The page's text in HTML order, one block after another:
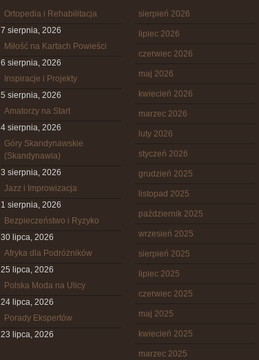
Ortopedia i Rehabilitacja
7 sierpnia, 2026
Miłość na Kartach Powieści
6 sierpnia, 2026
Inspiracje i Projekty
5 sierpnia, 2026
Amatorzy na Start
4 sierpnia, 2026
Góry Skandynawskie
(Skandynawia)
3 sierpnia, 2026
Jazz i Improwizacja
1 sierpnia, 2026
Bezpieczeństwo i Ryzyko
30 lipca, 2026
Afryka dla Podróżników
25 lipca, 2026
Polska Moda na Ulicy
24 lipca, 2026
Porady Ekspertów
23 lipca, 2026
sierpień 2026
lipiec 2026
czerwiec 2026
maj 2026
kwiecień 2026
marzec 2026
luty 2026
styczeń 2026
grudzień 2025
listopad 2025
październik 2025
wrzesień 2025
sierpień 2025
lipiec 2025
czerwiec 2025
maj 2025
kwiecień 2025
marzec 2025